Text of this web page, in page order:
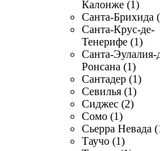
Калонже (1)
Санта-Брихида
Санта-Крус-де-
Тенерифе (1)
Санта-Эулалия-
Ронсана (1)
Сантадер (1)
Севилья (1)
Сиджес (2)
Сомо (1)
Сьерра Невада
Таучо (1)